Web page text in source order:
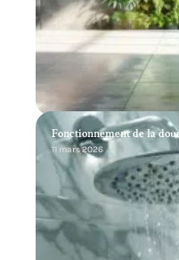
Fonctionnement de la
11 mars 2026